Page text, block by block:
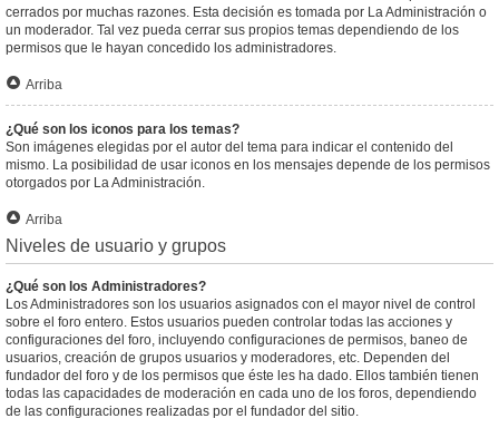
cerrados por muchas razones. Esta decisión es tomada por La Administración o
un moderador. Tal vez pueda cerrar sus propios temas dependiendo de los
permisos que le hayan concedido los administradores.
Arriba
¿Qué son los iconos para los temas?
Son imágenes elegidas por el autor del tema para indicar el contenido del
mismo. La posibilidad de usar iconos en los mensajes depende de los permisos
otorgados por La Administración.
Arriba
Niveles de usuario y grupos
¿Qué son los Administradores?
Los Administradores son los usuarios asignados con el mayor nivel de control
sobre el foro entero. Estos usuarios pueden controlar todas las acciones y
configuraciones del foro, incluyendo configuraciones de permisos, baneo de
usuarios, creación de grupos usuarios y moderadores, etc. Dependen del
fundador del foro y de los permisos que éste les ha dado. Ellos también tienen
todas las capacidades de moderación en cada uno de los foros, dependiendo
de las configuraciones realizadas por el fundador del sitio.